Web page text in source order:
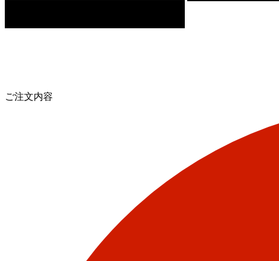
ご注文内容